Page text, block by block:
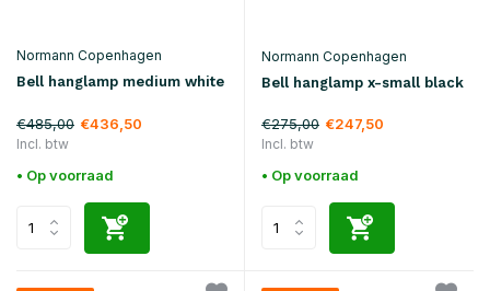
Normann Copenhagen
Bell hanglamp medium white
€485,00 €436,50
Incl. btw
• Op voorraad
Normann Copenhagen
Bell hanglamp x-small black
€275,00 €247,50
Incl. btw
• Op voorraad